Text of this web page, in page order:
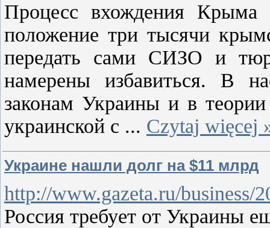
Процесс вхождения Крыма
положение три тысячи
передать сами СИЗО и
намерены избавиться. В
законам Украины и в
украинской с ... Czytaj więcej
Украине нашли долг на $11 млрд
http://www.gazeta.ru/business/
Россия требует от Украины